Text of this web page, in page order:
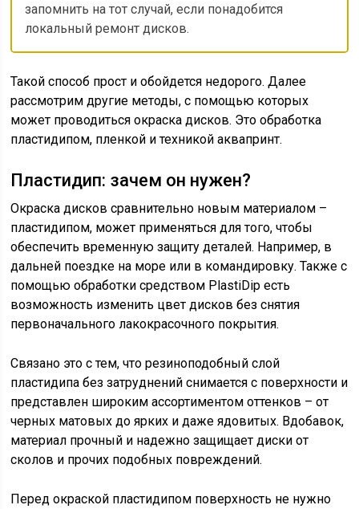
запомнить на тот случай, если понадобится
локальный ремонт дисков.
Такой способ прост и обойдется недорого. Далее
рассмотрим другие методы, с помощью которых
может проводиться окраска дисков. Это обработка
пластидипом, пленкой и техникой аквапринт.
Пластидип: зачем он нужен?
Окраска дисков сравнительно новым материалом –
пластидипом, может применяться для того, чтобы
обеспечить временную защиту деталей. Например, в
дальней поездке на море или в командировку. Также с
помощью обработки средством PlastiDip есть
возможность изменить цвет дисков без снятия
первоначального лакокрасочного покрытия.
Связано это с тем, что резиноподобный слой
пластидипа без затруднений снимается с поверхности и
представлен широким ассортиментом оттенков – от
черных матовых до ярких и даже ядовитых. Вдобавок,
материал прочный и надежно защищает диски от
сколов и прочих подобных повреждений.
Перед окраской пластидипом поверхность не нужно